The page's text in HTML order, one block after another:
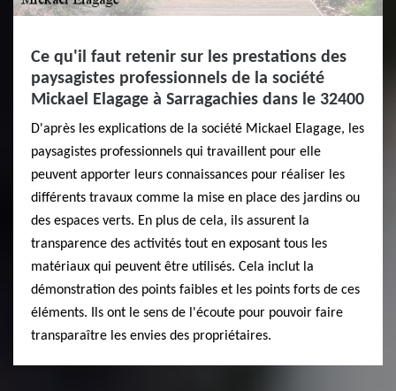
Ce qu'il faut retenir sur les prestations des
paysagistes professionnels de la société
Mickael Elagage à Sarragachies dans le 32400
D'après les explications de la société Mickael Elagage, les
paysagistes professionnels qui travaillent pour elle
peuvent apporter leurs connaissances pour réaliser les
différents travaux comme la mise en place des jardins ou
des espaces verts. En plus de cela, ils assurent la
transparence des activités tout en exposant tous les
matériaux qui peuvent être utilisés. Cela inclut la
démonstration des points faibles et les points forts de ces
éléments. Ils ont le sens de l'écoute pour pouvoir faire
transparaître les envies des propriétaires.